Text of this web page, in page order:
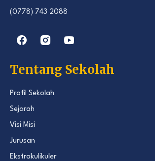
(0778) 743 2088
Tentang Sekolah
Profil Sekolah
Sejarah
Visi Misi
Jurusan
Ekstrakulikuler